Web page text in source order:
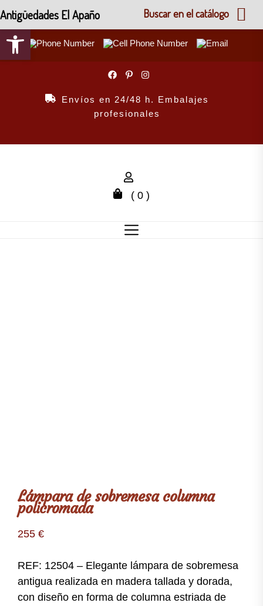
Abrir barra de herramientas
Envíos en 24/48 h. Embalajes
profesionales
( 0 )
Lámpara de sobremesa columna
policromada
255 €
REF: 12504 – Elegante lámpara de sobremesa
antigua realizada en madera tallada y dorada,
con diseño en forma de columna estriada de
Antigüedades El Apaño Buscar en el catálogo